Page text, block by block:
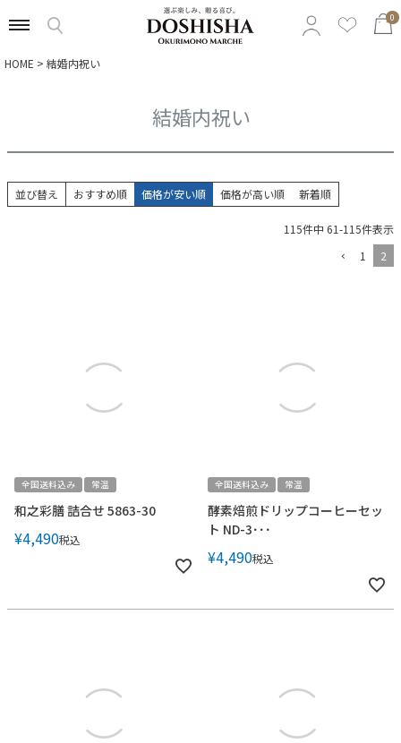
0
HOME 結婚内祝い
結婚内祝い
並び替え おすすめ順 価格が安い順 価格が高い順 新着順
115件中 61-115件表示
1
2
全国送料込み 常温
和之彩膳 詰合せ 5863-30
¥4,490税込
全国送料込み 常温
酵素焙煎ドリップコーヒーセッ
ト ND-3･･･
¥4,490税込